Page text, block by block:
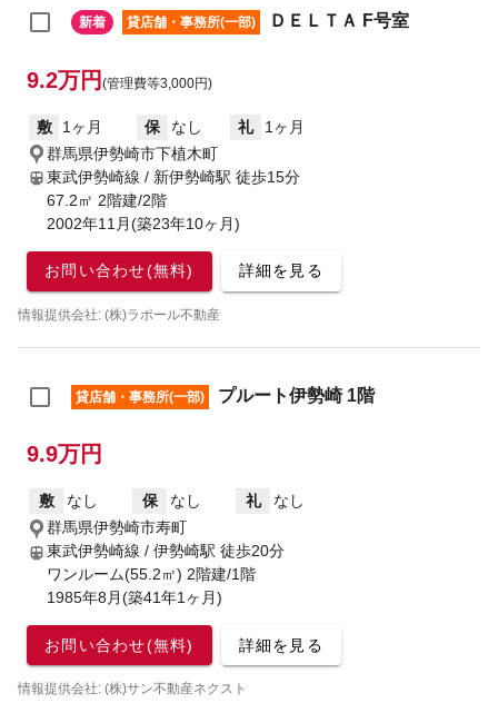
新着 貸店舗・事務所(一部) ＤＥＬＴＡ F号室
9.2万円 (管理費等3,000円)
敷 1ヶ月 保 なし 礼
1ヶ月
群馬県伊勢崎市下植木町
東武伊勢崎線 / 新伊勢崎駅 徒歩15分
67.2㎡ 2階建/2階
2002年11月(築23年10ヶ月)
お問い合わせ(無料) 詳細を見る
情報提供会社: (株)ラポール不動産
貸店舗・事務所(一部) プルート伊勢崎 1階
9.9万円
敷 なし 保 なし 礼
なし
群馬県伊勢崎市寿町
東武伊勢崎線 / 伊勢崎駅 徒歩20分
ワンルーム(55.2㎡) 2階建/1階
1985年8月(築41年1ヶ月)
お問い合わせ(無料) 詳細を見る
情報提供会社: (株)サン不動産ネクスト